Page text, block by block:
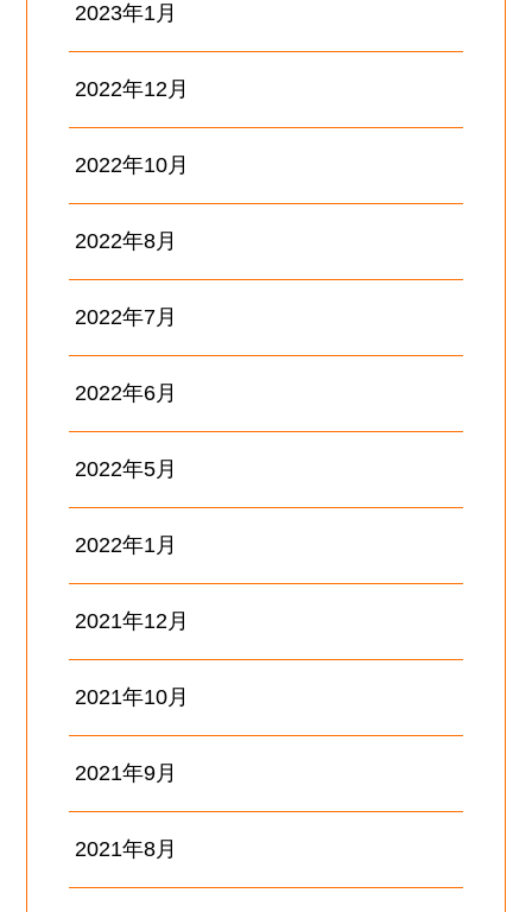
2023年1月
2022年12月
2022年10月
2022年8月
2022年7月
2022年6月
2022年5月
2022年1月
2021年12月
2021年10月
2021年9月
2021年8月